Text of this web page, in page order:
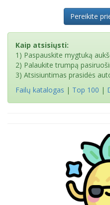
Pereikite
Kaip atsisiųsti:
1) Paspauskite mygtuką
2) Palaukite trumpą
3) Atsisiuntimas prasidės
Failų katalogas | Top 100 |